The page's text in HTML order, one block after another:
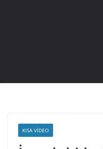
KISA VIDEO